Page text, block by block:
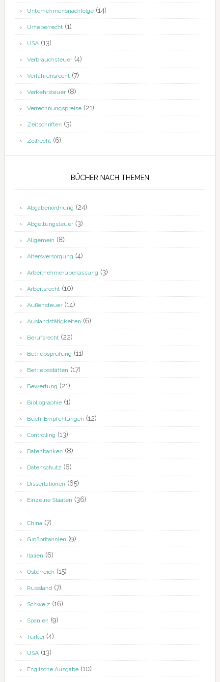
Unternehmensnachfolge(14)
Urheberrecht(1)
USA(13)
Verbrauchsteuer(4)
Verfahrensrecht(7)
Verkehrsteuer(8)
Verrechnungspreise(21)
Zeitschriften (3)
Zollrecht(6)
BÜCHER NACH THEMEN
Abgabenordnung (24)
Abgeltungsteuer(3)
Allgemein (8)
Altersversorgung (4)
Arbeitnehmerüberlassung (3)
Arbeitsrecht(10)
Außensteuer(14)
Auslandstätigkeiten (6)
Berufsrecht(22)
Betriebsprüfung (11)
Betriebsstätten (17)
Bewertung (21)
Bibliographie(1)
Buch-Empfehlungen (12)
Controlling (13)
Datenbanken (8)
Datenschutz (6)
Dissertationen (65)
Einzelne Staaten (36)
China(7)
Großbritannien (9)
Italien (6)
Österreich (15)
Russland(7)
Schweiz (16)
Spanien (9)
Türkei (4)
USA(13)
Englische Ausgabe(10)